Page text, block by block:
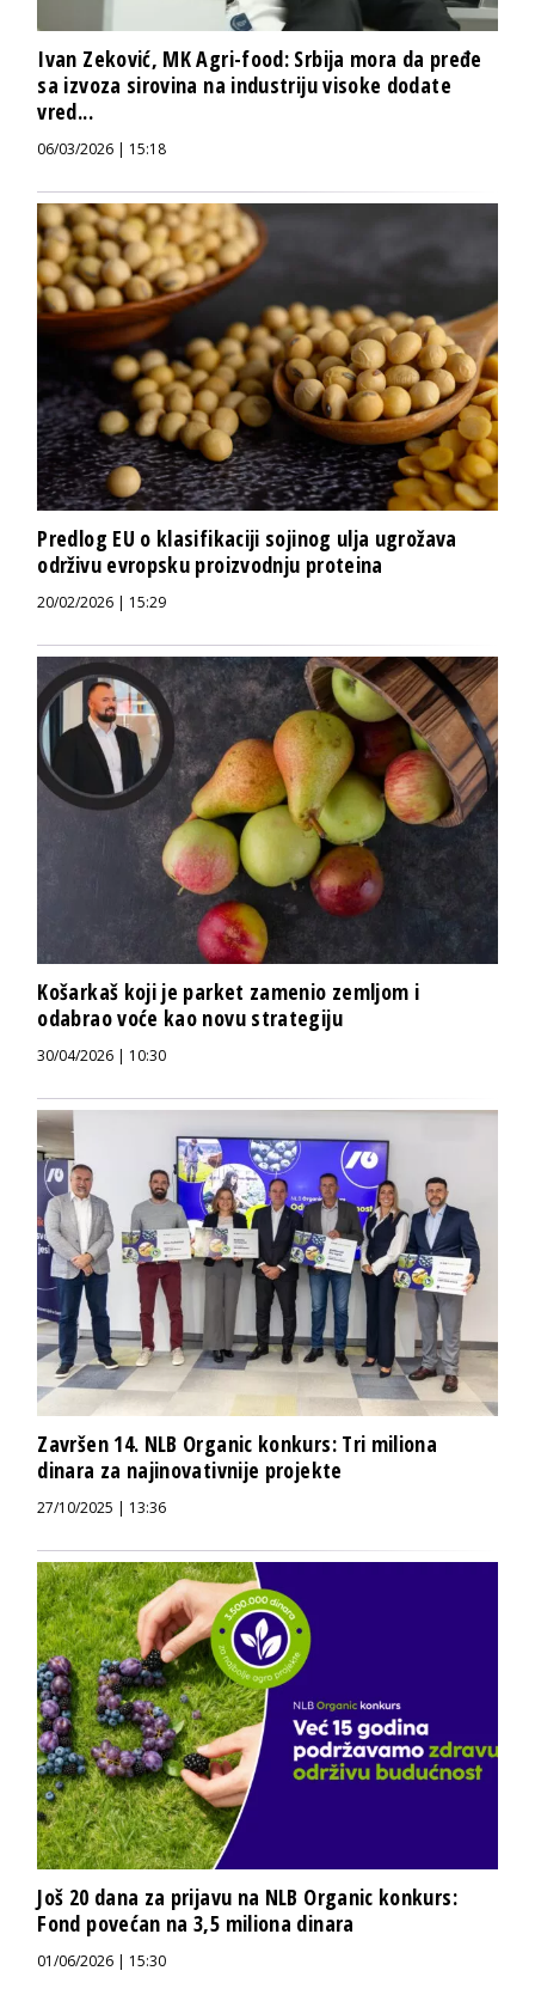
Ivan Zeković, MK Agri-food: Srbija mora da pređe
sa izvoza sirovina na industriju visoke dodate
vred...
06/03/2026 | 15:18
Predlog EU o klasifikaciji sojinog ulja ugrožava
održivu evropsku proizvodnju proteina
20/02/2026 | 15:29
Košarkaš koji je parket zamenio zemljom i
odabrao voće kao novu strategiju
30/04/2026 | 10:30
Završen 14. NLB Organic konkurs: Tri miliona
dinara za najinovativnije projekte
27/10/2025 | 13:36
Još 20 dana za prijavu na NLB Organic konkurs:
Fond povećan na 3,5 miliona dinara
01/06/2026 | 15:30